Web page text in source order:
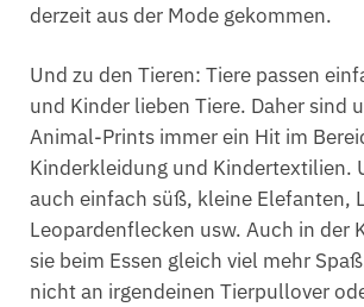
derzeit aus der Mode gekommen.
Und zu den Tieren: Tiere passen
und Kinder lieben Tiere. Daher sind
Animal-Prints immer ein Hit im
Kinderkleidung und Kindertextilien.
auch einfach süß, kleine Elefanten,
Leopardenflecken usw. Auch in der
sie beim Essen gleich viel mehr
nicht an irgendeinen Tierpullover